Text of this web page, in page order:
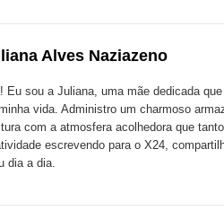
Alves Naziazeno
Eu sou a Juliana, uma mãe dedicada
vida. Administro um charmoso
com a atmosfera acolhedora que
escrevendo para o X24,
dia a dia.